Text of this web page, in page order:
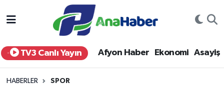
TV3 Canlı Yayın Afyon Haber Ekonomi Asayiş
HABERLER SPOR
Yurt Haber
Afyon Haber
Afyonkarahisar Nöbetçi Eczaneler
Afyonkarahisar Hava Durumu